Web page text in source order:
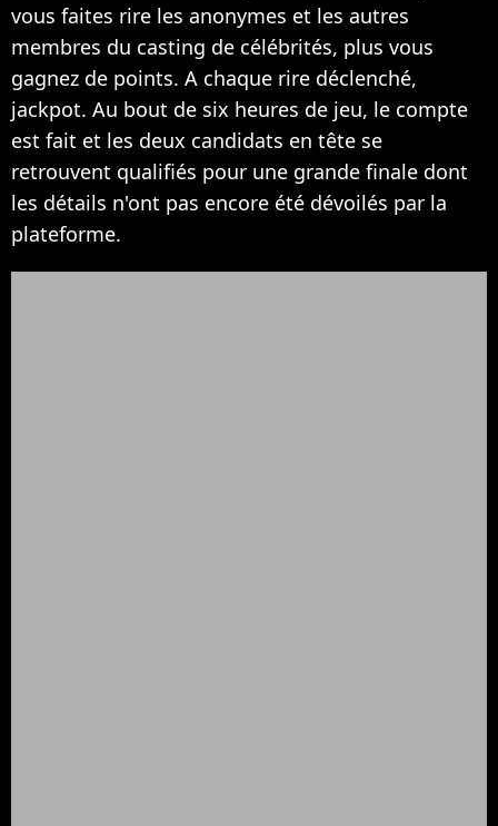
vous faites rire les anonymes et les autres
membres du casting de célébrités, plus vous
gagnez de points. A chaque rire déclenché,
jackpot. Au bout de six heures de jeu, le compte
est fait et les deux candidats en tête se
retrouvent qualifiés pour une grande finale dont
les détails n'ont pas encore été dévoilés par la
plateforme.